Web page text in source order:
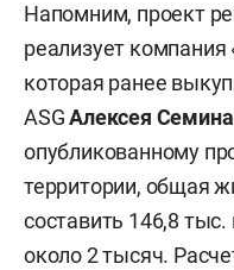
Напомним, проект
реализует компания
которая ранее
ASGАлексея Семина
опубликованному
территории, общая
составить 146,8
около 2 тысяч.